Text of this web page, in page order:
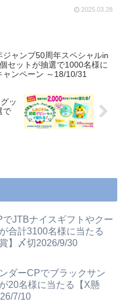
2025.03.28
ジャンプ50周年スペシャルin
セットが抽選で1000名様に
ャンペーン ～18/10/31
ッ
で
JTBナイスギフトやクー
合計3100名様に当たる
】〆切2026/9/30
ダーCPでブラックサン
20名様に当たる【X懸
7/10